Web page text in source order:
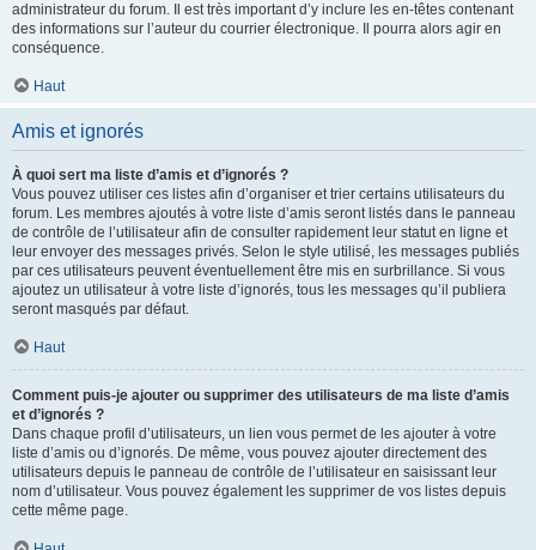
administrateur du forum. Il est très important d’y inclure les en-têtes contenant
des informations sur l’auteur du courrier électronique. Il pourra alors agir en
conséquence.
Haut
Amis et ignorés
À quoi sert ma liste d’amis et d’ignorés ?
Vous pouvez utiliser ces listes afin d’organiser et trier certains utilisateurs du
forum. Les membres ajoutés à votre liste d’amis seront listés dans le panneau
de contrôle de l’utilisateur afin de consulter rapidement leur statut en ligne et
leur envoyer des messages privés. Selon le style utilisé, les messages publiés
par ces utilisateurs peuvent éventuellement être mis en surbrillance. Si vous
ajoutez un utilisateur à votre liste d’ignorés, tous les messages qu’il publiera
seront masqués par défaut.
Haut
Comment puis-je ajouter ou supprimer des utilisateurs de ma liste d’amis
et d’ignorés ?
Dans chaque profil d’utilisateurs, un lien vous permet de les ajouter à votre
liste d’amis ou d’ignorés. De même, vous pouvez ajouter directement des
utilisateurs depuis le panneau de contrôle de l’utilisateur en saisissant leur
nom d’utilisateur. Vous pouvez également les supprimer de vos listes depuis
cette même page.